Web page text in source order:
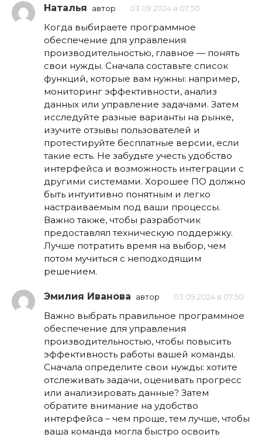
Наталья автор 03.09.2024 в 07:50
Когда выбираете программное
обеспечение для управления
производительностью, главное — понять
свои нужды. Сначала составьте список
функций, которые вам нужны: например,
мониторинг эффективности, анализ
данных или управление задачами. Затем
исследуйте разные варианты на рынке,
изучите отзывы пользователей и
протестируйте бесплатные версии, если
такие есть. Не забудьте учесть удобство
интерфейса и возможность интеграции с
другими системами. Хорошее ПО должно
быть интуитивно понятным и легко
настраиваемым под ваши процессы.
Важно также, чтобы разработчик
предоставлял техническую поддержку.
Лучше потратить время на выбор, чем
потом мучиться с неподходящим
решением.
Эмилия Иванова автор 03.09.2024 в 07:50
Важно выбрать правильное программное
обеспечение для управления
производительностью, чтобы повысить
эффективность работы вашей команды.
Сначала определите свои нужды: хотите
отслеживать задачи, оценивать прогресс
или анализировать данные? Затем
обратите внимание на удобство
интерфейса – чем проще, тем лучше, чтобы
ваша команда могла быстро освоить